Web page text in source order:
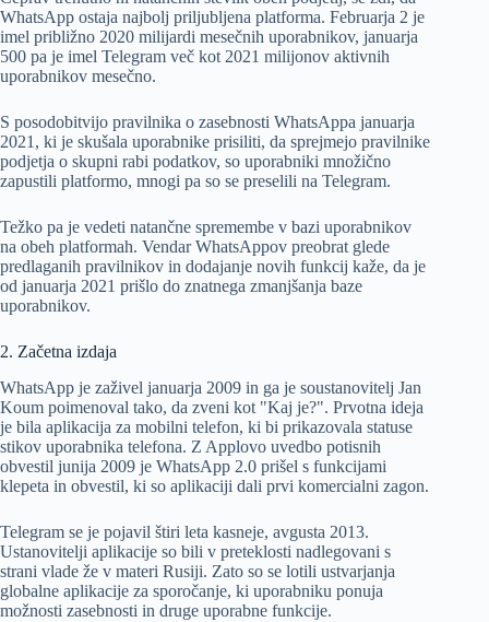
WhatsApp ostaja najbolj priljubljena platforma. Februarja 2 je
imel približno 2020 milijardi mesečnih uporabnikov, januarja
500 pa je imel Telegram več kot 2021 milijonov aktivnih
uporabnikov mesečno.
S posodobitvijo pravilnika o zasebnosti WhatsAppa januarja
2021, ki je skušala uporabnike prisiliti, da sprejmejo pravilnike
podjetja o skupni rabi podatkov, so uporabniki množično
zapustili platformo, mnogi pa so se preselili na Telegram.
Težko pa je vedeti natančne spremembe v bazi uporabnikov
na obeh platformah. Vendar WhatsAppov preobrat glede
predlaganih pravilnikov in dodajanje novih funkcij kaže, da je
od januarja 2021 prišlo do znatnega zmanjšanja baze
uporabnikov.
2. Začetna izdaja
WhatsApp je zaživel januarja 2009 in ga je soustanovitelj Jan
Koum poimenoval tako, da zveni kot "Kaj je?". Prvotna ideja
je bila aplikacija za mobilni telefon, ki bi prikazovala statuse
stikov uporabnika telefona. Z Applovo uvedbo potisnih
obvestil junija 2009 je WhatsApp 2.0 prišel s funkcijami
klepeta in obvestil, ki so aplikaciji dali prvi komercialni zagon.
Telegram se je pojavil štiri leta kasneje, avgusta 2013.
Ustanovitelji aplikacije so bili v preteklosti nadlegovani s
strani vlade že v materi Rusiji. Zato so se lotili ustvarjanja
globalne aplikacije za sporočanje, ki uporabniku ponuja
možnosti zasebnosti in druge uporabne funkcije.